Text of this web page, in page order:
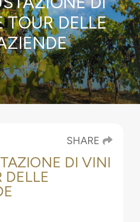
TOUR DELLE
Blog
SHARE
DI VINI
DELLE